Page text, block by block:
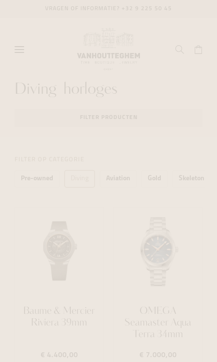
Diving horloges
Pre-owned Aviation Gold Skeleton
Baume & Mercier
Riviera 39mm
€ 4.400,00
OMEGA
Seamaster Aqua
Terra 34mm
€ 7.000,00